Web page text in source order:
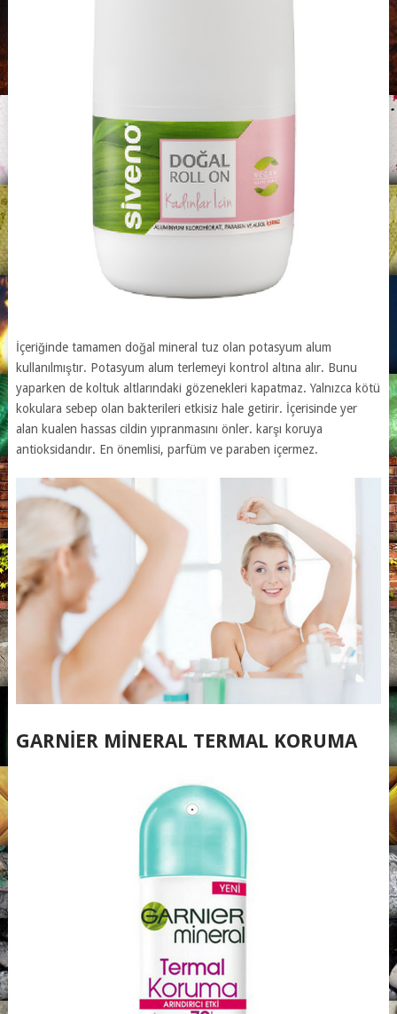
İçeriğinde tamamen doğal mineral tuz olan potasyum alum
kullanılmıştır. Potasyum alum terlemeyi kontrol altına alır. Bunu
yaparken de koltuk altlarındaki gözenekleri kapatmaz. Yalnızca kötü
kokulara sebep olan bakterileri etkisiz hale getirir. İçerisinde yer
alan kualen hassas cildin yıpranmasını önler. karşı koruya
antioksidandır. En önemlisi, parfüm ve paraben içermez.
GARNIER MINERAL TERMAL KORUMA